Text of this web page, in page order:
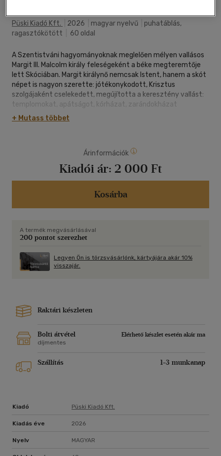
Püski Kiadó Kft. 2026 magyar nyelvű
puhatáblás,
ragasztókötött
60 oldal
A Szentistváni hagyományoknak meglelően mélyen vallásos
Margit III. Malcolm király feleségeként a béke megteremtője
lett Skóciában. Margit királynő nemcsak Istent, hanem a skót
népet is nagyon szerette: jótékonykodott, Krisztus
szolgájaként cselekedett, megújította a keresztény vallást:
templomokat, apátságot, kórházat, zarándokházat
építtetett, szent iratokat szerzett be, zsinatokat hívott
össze, ahol ő maga érvelt, királynői hímzőszobát létesített,
szentté avatta, 1673-ban X. Kelemen pápa Skócia
patrónájává avatta. A krónikák szerint nem volt nála szebb
jellem a skót történelemben, "minden tisztaság és szentség
inkarnációja volt". Szent Margit életének lényege Isten-
szeretete és a katolikus vallás kiterjesztése az egész népre.
gyermekei révén a skót és angol trónra a Plantagenet család
ősanyjaként, I. István angol király nagyanyjaként.
+ Mutass többet
Árinformációk
Kiadói ár: 2 000 Ft
Kosárba
A termék megvásárlásával
200 pontot szerezhet
Legyen Ön is törzsvásárlónk, kártyájára akár 10%
visszajár.
Raktári készleten
Bolti átvétel
Elérhető készlet esetén akár ma
díjmentes
Szállítás 1-3 munkanap
Kiadó Püski Kiadó Kft.
Kiadás éve 2026
Nyelv MAGYAR